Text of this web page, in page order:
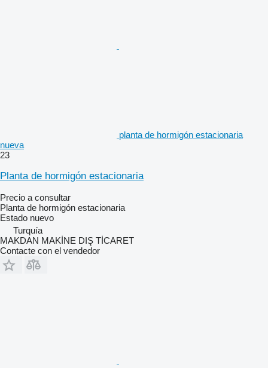
planta de hormigón estacionaria
nueva
23
Planta de hormigón estacionaria
Precio a consultar
Planta de hormigón estacionaria
Estado nuevo
Turquía
MAKDAN MAKİNE DIŞ TİCARET
Contacte con el vendedor